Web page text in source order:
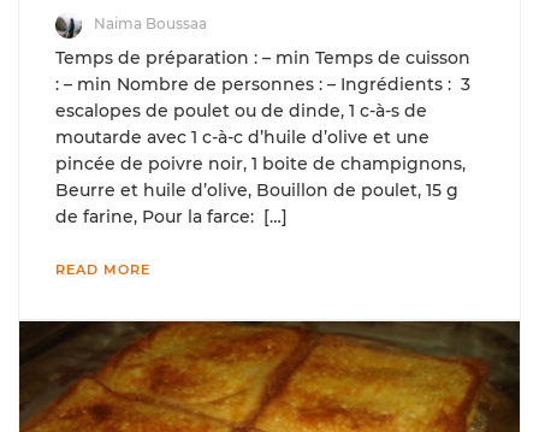
Naima Boussaa
Temps de préparation : – min Temps de cuisson
: – min Nombre de personnes : – Ingrédients : 3
escalopes de poulet ou de dinde, 1 c-à-s de
moutarde avec 1 c-à-c d’huile d’olive et une
pincée de poivre noir, 1 boite de champignons,
Beurre et huile d’olive, Bouillon de poulet, 15 g
de farine, Pour la farce: […]
READ MORE